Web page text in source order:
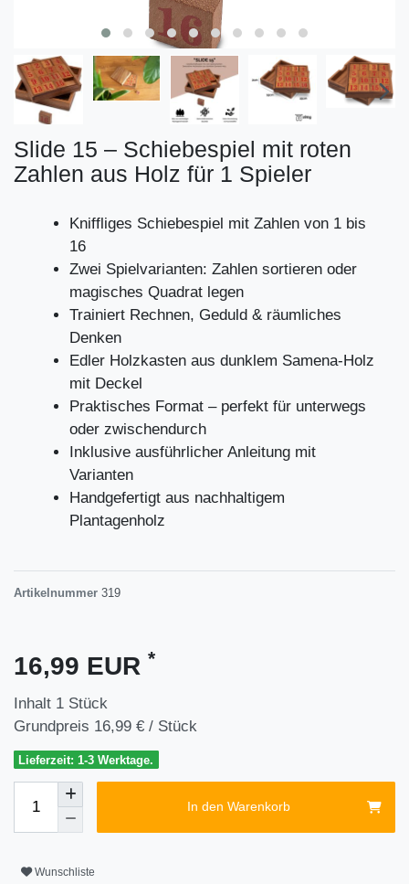
Slide 15 – Schiebespiel mit roten
Zahlen aus Holz für 1 Spieler
Kniffliges Schiebespiel mit Zahlen von 1 bis
16
Zwei Spielvarianten: Zahlen sortieren oder
magisches Quadrat legen
Trainiert Rechnen, Geduld & räumliches
Denken
Edler Holzkasten aus dunklem Samena-Holz
mit Deckel
Praktisches Format – perfekt für unterwegs
oder zwischendurch
Inklusive ausführlicher Anleitung mit
Varianten
Handgefertigt aus nachhaltigem
Plantagenholz
Artikelnummer 319
16,99 EUR *
Inhalt 1 Stück
Grundpreis 16,99 € / Stück
Lieferzeit: 1-3 Werktage.
In den Warenkorb
Wunschliste